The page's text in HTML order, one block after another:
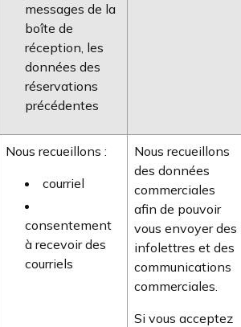
messages de la
boîte de
réception, les
données des
réservations
précédentes
Nous recueillons :
courriel
consentement
à recevoir des
courriels
Nous recueillons
des données
commerciales
afin de pouvoir
vous envoyer des
infolettres et des
communications
commerciales.
Si vous acceptez